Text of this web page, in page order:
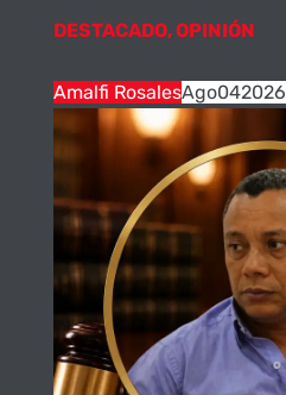
DESTACADO,OPINIÓN
Amalfi RosalesAgo042026